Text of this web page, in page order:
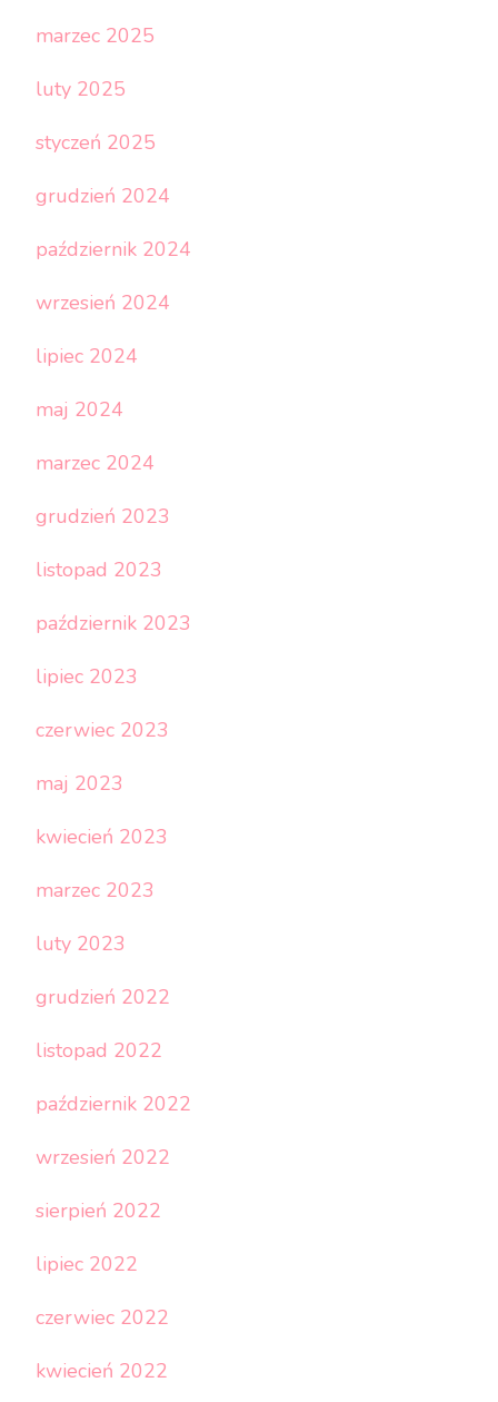
marzec 2025
luty 2025
styczeń 2025
grudzień 2024
październik 2024
wrzesień 2024
lipiec 2024
maj 2024
marzec 2024
grudzień 2023
listopad 2023
październik 2023
lipiec 2023
czerwiec 2023
maj 2023
kwiecień 2023
marzec 2023
luty 2023
grudzień 2022
listopad 2022
październik 2022
wrzesień 2022
sierpień 2022
lipiec 2022
czerwiec 2022
kwiecień 2022